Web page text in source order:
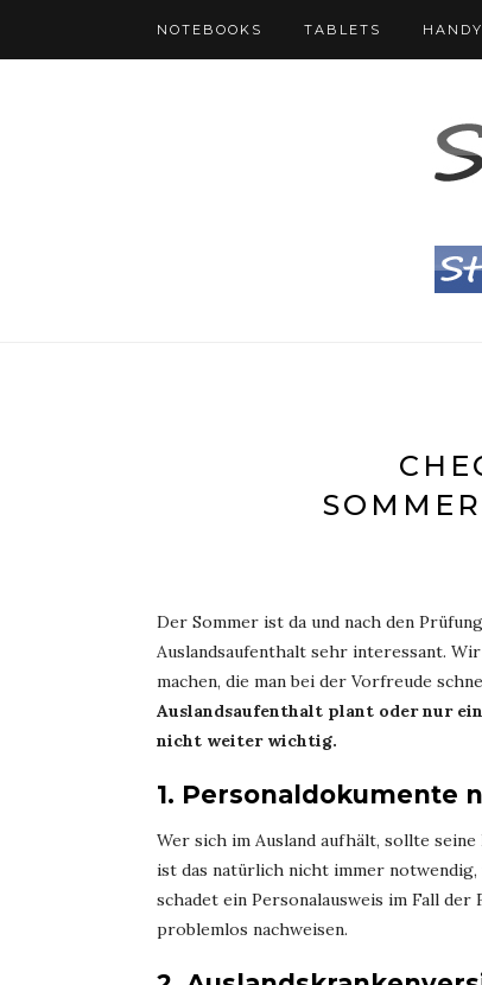
NOTEBOOKS TABLETS
Der Sommer ist da und nach den
Auslandsaufenthalt sehr interessant.
machen, die man bei der Vorfreude
Auslandsaufenthalt plant oder nur
nicht weiter wichtig.
1. Personaldokumente
Wer sich im Ausland aufhält, sollte
ist das natürlich nicht immer
schadet ein Personalausweis im Fall
problemlos nachweisen.